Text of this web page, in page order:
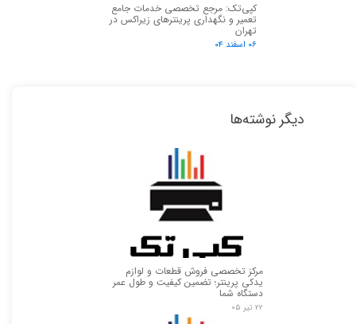
کپی‌تک: مرجع تخصصی خدمات جامع
تعمیر و نگهداری پرینترهای زیراکس در
تهران
۰۶ اسفند ۰۴
دیگر نوشته‌ها
مرکز تخصصی فروش قطعات و لوازم
یدکی پرینتر؛ تضمین کیفیت و طول عمر
دستگاه شما
۲۲ تیر ۰۵